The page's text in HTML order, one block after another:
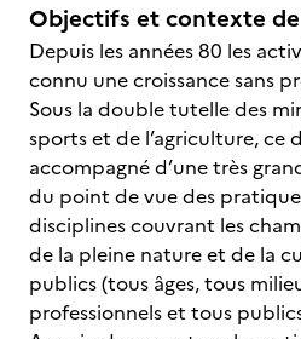
Objectifs et contexte
Depuis les années 80 les
connu une croissance sans
Sous la double tutelle des
sports et de l’agriculture, ce
accompagné d’une très
du point de vue des
disciplines couvrant les
de la pleine nature et de la
publics (tous âges, tous
professionnels et tous